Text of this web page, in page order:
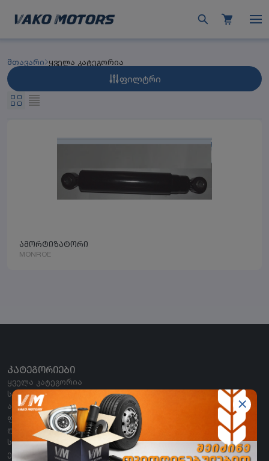
მთავარი ყველა კატეგორია
ფილტრი
ამორტიზატორი
MONROE
ᲙᲐᲢᲔᲒᲝᲠᲘᲔᲑᲘ
ყველა კატეგორია
საბურავი
აკუმულატორი
ფილტრები
ლუბრიკანტები
სამუხრუჭე სისტემა
ელექტრო ნაწილები